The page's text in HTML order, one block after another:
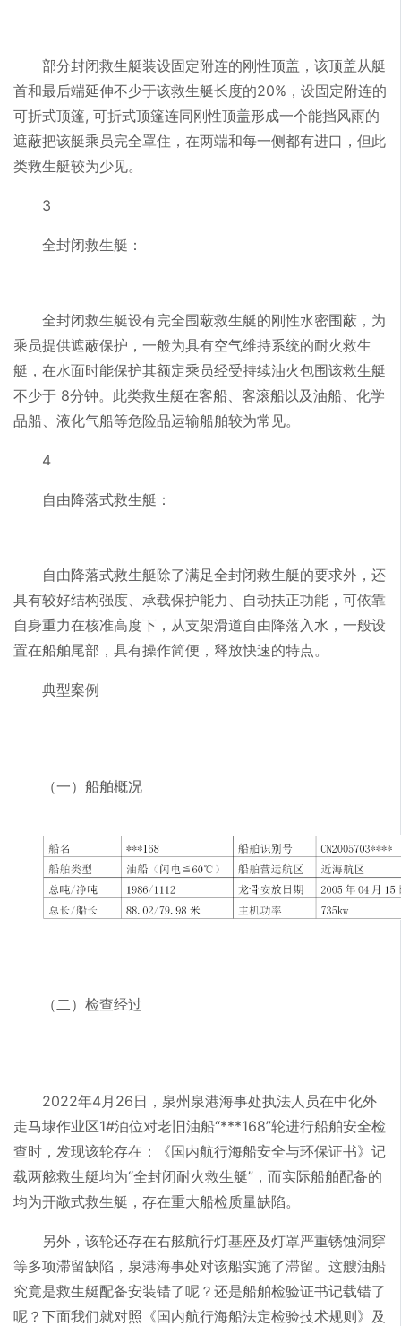
部分封闭救生艇装设固定附连的刚性顶盖，该顶盖从艇
首和最后端延伸不少于该救生艇长度的20%，设固定附连的
可折式顶篷, 可折式顶篷连同刚性顶盖形成一个能挡风雨的
遮蔽把该艇乘员完全罩住，在两端和每一侧都有进口，但此
类救生艇较为少见。
3
全封闭救生艇：
全封闭救生艇设有完全围蔽救生艇的刚性水密围蔽，为
乘员提供遮蔽保护，一般为具有空气维持系统的耐火救生
艇，在水面时能保护其额定乘员经受持续油火包围该救生艇
不少于 8分钟。此类救生艇在客船、客滚船以及油船、化学
品船、液化气船等危险品运输船舶较为常见。
4
自由降落式救生艇：
自由降落式救生艇除了满足全封闭救生艇的要求外，还
具有较好结构强度、承载保护能力、自动扶正功能，可依靠
自身重力在核准高度下，从支架滑道自由降落入水，一般设
置在船舶尾部，具有操作简便，释放快速的特点。
典型案例
（一）船舶概况
（二）检查经过
2022年4月26日，泉州泉港海事处执法人员在中化外
走马埭作业区1#泊位对老旧油船“***168”轮进行船舶安全检
查时，发现该轮存在：《国内航行海船安全与环保证书》记
载两舷救生艇均为“全封闭耐火救生艇”，而实际船舶配备的
均为开敞式救生艇，存在重大船检质量缺陷。
另外，该轮还存在右舷航行灯基座及灯罩严重锈蚀洞穿
等多项滞留缺陷，泉港海事处对该船实施了滞留。这艘油船
究竟是救生艇配备安装错了呢？还是船舶检验证书记载错了
呢？下面我们就对照《国内航行海船法定检验技术规则》及